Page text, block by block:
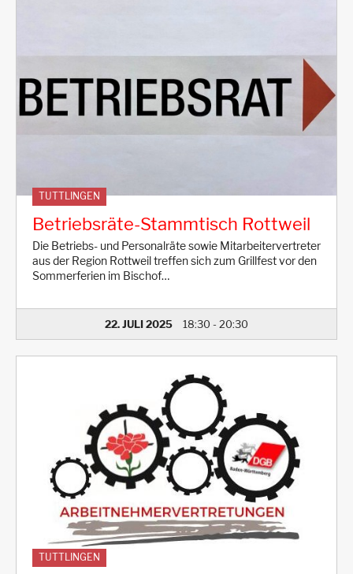
TUTTLINGEN
Betriebsräte-Stammtisch Rottweil
Die Betriebs- und Personalräte sowie Mitarbeitervertreter
aus der Region Rottweil treffen sich zum Grillfest vor den
Sommerferien im Bischof…
22. JULI 2025 18:30 - 20:30
TUTTLINGEN